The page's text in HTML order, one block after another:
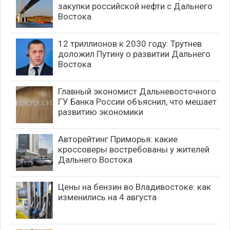
закупки российской нефти с Дальнего
Востока
12 триллионов к 2030 году: Трутнев
доложил Путину о развитии Дальнего
Востока
Главный экономист Дальневосточного
ГУ Банка России объяснил, что мешает
развитию экономики
Авторейтинг Приморья: какие
кроссоверы востребованы у жителей
Дальнего Востока
Цены на бензин во Владивостоке: как
изменились на 4 августа